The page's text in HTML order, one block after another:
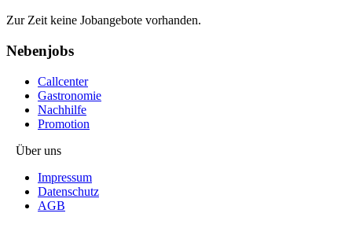
Zur Zeit keine Jobangebote vorhanden.
Nebenjobs
Callcenter
Gastronomie
Nachhilfe
Promotion
Über uns
Impressum
Datenschutz
AGB